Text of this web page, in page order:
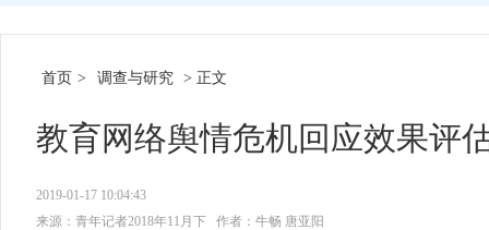
首页 > 调查与研究 > 正文
教育网络舆情危机回应效果评
2019-01-17 10:04:43
来源：青年记者2018年11月下
作者：牛畅 唐亚阳